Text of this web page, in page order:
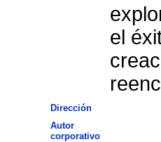
el
Dirección
Autor
corporativo